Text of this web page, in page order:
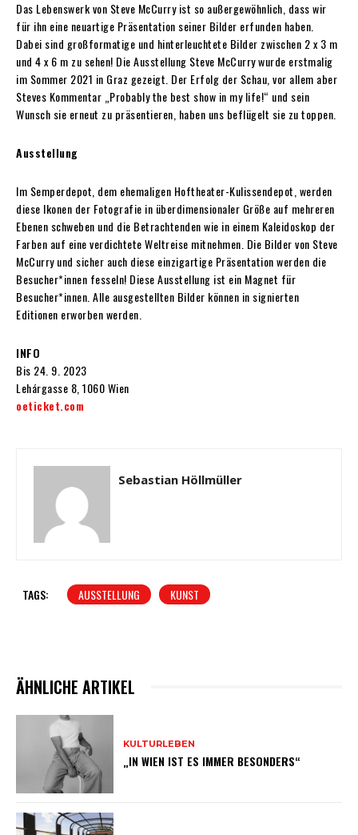
Das Lebenswerk von Steve McCurry ist so außergewöhnlich, dass wir
für ihn eine neuartige Präsentation seiner Bilder erfunden haben.
Dabei sind großformatige und hinterleuchtete Bilder zwischen 2 x 3 m
und 4 x 6 m zu sehen! Die Ausstellung Steve McCurry wurde erstmalig
im Sommer 2021 in Graz gezeigt. Der Erfolg der Schau, vor allem aber
Steves Kommentar „Probably the best show in my life!“ und sein
Wunsch sie erneut zu präsentieren, haben uns beflügelt sie zu toppen.
Ausstellung
Im Semperdepot, dem ehemaligen Hoftheater-Kulissendepot, werden
diese Ikonen der Fotografie in überdimensionaler Größe auf mehreren
Ebenen schweben und die Betrachtenden wie in einem Kaleidoskop der
Farben auf eine verdichtete Weltreise mitnehmen. Die Bilder von Steve
McCurry und sicher auch diese einzigartige Präsentation werden die
Besucher*innen fesseln! Diese Ausstellung ist ein Magnet für
Besucher*innen. Alle ausgestellten Bilder können in signierten
Editionen erworben werden.
INFO
Bis 24. 9. 2023
Lehárgasse 8, 1060 Wien
oeticket.com
Sebastian Höllmüller
TAGS: AUSSTELLUNG KUNST
ÄHNLICHE ARTIKEL
KULTURLEBEN
„IN WIEN IST ES IMMER BESONDERS“